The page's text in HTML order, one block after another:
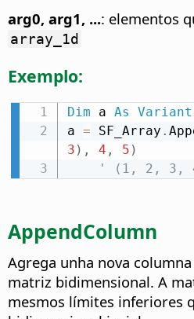
arg0, arg1, ...: elementos
array_1d
Exemplo:
Dim a As
Variant
a = SF_Array .
3 ) , 4 , 5 )
' (1, 2, 3,
AppendColumn
Agrega unha nova
matriz bidimensional. A
mesmos límites inferiores